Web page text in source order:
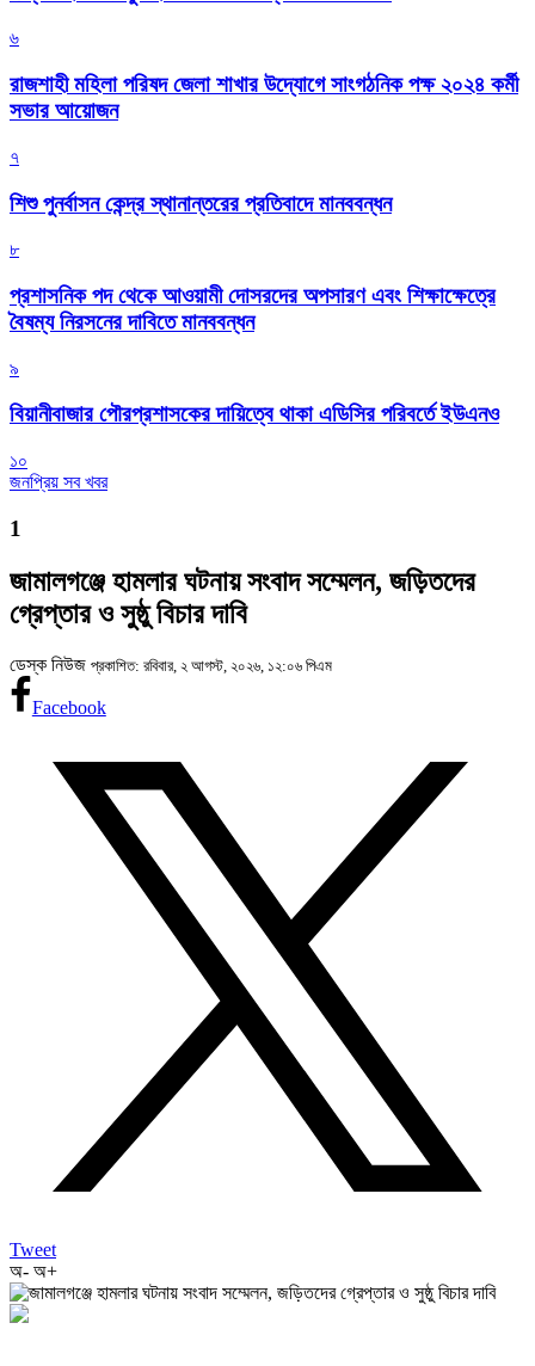
৬
রাজশাহী মহিলা পরিষদ জেলা শাখার উদ্যোগে সাংগঠনিক পক্ষ ২০২৪ কর্মী
সভার আয়োজন
৭
শিশু পুনর্বাসন কেন্দ্র স্থানান্তরের প্রতিবাদে মানববন্ধন
৮
প্রশাসনিক পদ থেকে আওয়ামী দোসরদের অপসারণ এবং শিক্ষাক্ষেত্রে
বৈষম্য নিরসনের দাবিতে মানববন্ধন
৯
বিয়ানীবাজার পৌরপ্রশাসকের দায়িত্বে থাকা এডিসির পরিবর্তে ইউএনও
১০
জনপ্রিয় সব খবর
1
জামালগঞ্জে হামলার ঘটনায় সংবাদ সম্মেলন, জড়িতদের
গ্রেপ্তার ও সুষ্ঠু বিচার দাবি
ডেস্ক নিউজ প্রকাশিত: রবিবার, ২ আগস্ট, ২০২৬, ১২:০৬ পিএম
Facebook
Tweet
অ- অ+